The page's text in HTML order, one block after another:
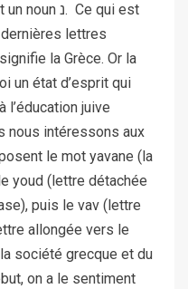
lettres
un état d’esprit qui
l’éducation juive
nous intéressons aux
le mot yavane (la
youd (lettre détachée
puis le vav (lettre
société grecque et du
on a le sentiment